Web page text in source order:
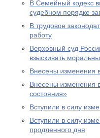
В Семейный кодекс
судебном порядке
В трудовое
работу
Верховный суд
взыскивать
Внесены изменения
Внесены изменения
состояния»
Вступили в силу
Вступили в силу
продленного дня